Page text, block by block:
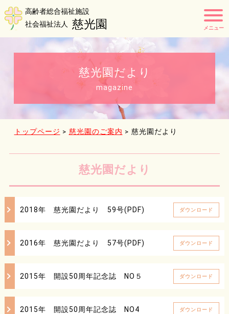
t
o
g
g
e
a
t
o
慈光園だより
magazine
トップページ > 慈光園のご案内 > 慈光園だより
慈光園だより
2018年 慈光園だより 59号(PDF) ダウンロード
2016年 慈光園だより 57号(PDF) ダウンロード
2015年 開設50周年記念誌 NO５ ダウンロード
2015年 開設50周年記念誌 NO4 ダウンロード